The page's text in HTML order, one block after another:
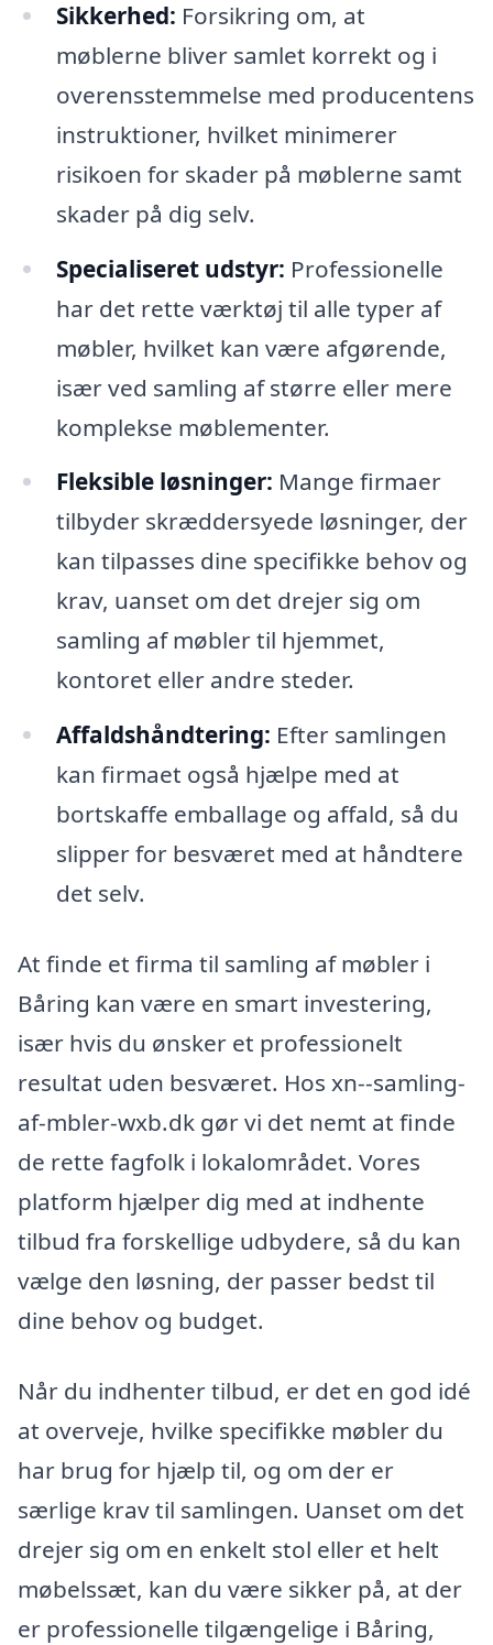
Sikkerhed: Forsikring om, at
møblerne bliver samlet korrekt og i
overensstemmelse med producentens
instruktioner, hvilket minimerer
risikoen for skader på møblerne samt
skader på dig selv.
Specialiseret udstyr: Professionelle
har det rette værktøj til alle typer af
møbler, hvilket kan være afgørende,
især ved samling af større eller mere
komplekse møblementer.
Fleksible løsninger: Mange firmaer
tilbyder skræddersyede løsninger, der
kan tilpasses dine specifikke behov og
krav, uanset om det drejer sig om
samling af møbler til hjemmet,
kontoret eller andre steder.
Affaldshåndtering: Efter samlingen
kan firmaet også hjælpe med at
bortskaffe emballage og affald, så du
slipper for besværet med at håndtere
det selv.
At finde et firma til samling af møbler i
Båring kan være en smart investering,
især hvis du ønsker et professionelt
resultat uden besværet. Hos xn--samling-
af-mbler-wxb.dk gør vi det nemt at finde
de rette fagfolk i lokalområdet. Vores
platform hjælper dig med at indhente
tilbud fra forskellige udbydere, så du kan
vælge den løsning, der passer bedst til
dine behov og budget.
Når du indhenter tilbud, er det en god idé
at overveje, hvilke specifikke møbler du
har brug for hjælp til, og om der er
særlige krav til samlingen. Uanset om det
drejer sig om en enkelt stol eller et helt
møbelssæt, kan du være sikker på, at der
er professionelle tilgængelige i Båring,